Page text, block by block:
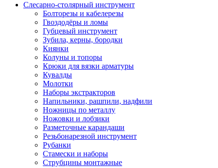
Слесарно-столярный инструмент
Болторезы и кабелерезы
Гвоздодёры и ломы
Губцевый инструмент
Зубила, керны, бородки
Киянки
Колуны и топоры
Крюки для вязки арматуры
Кувалды
Молотки
Наборы экстракторов
Напильники, рашпили, надфили
Ножницы по металлу
Ножовки и лобзики
Разметочные карандаши
Резьбонарезной инструмент
Рубанки
Стамески и наборы
Струбцины монтажные